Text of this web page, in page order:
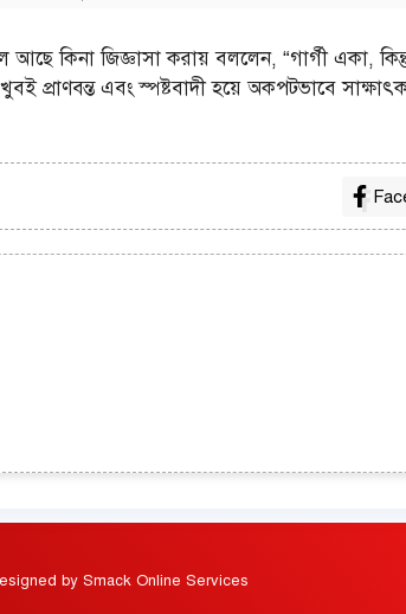
আছে কিনা জিজ্ঞাসা করায় বললেন, “গার্গী একা,
এবং স্পষ্টবাদী হয়ে অকপটভাবে
by Smack Online Services